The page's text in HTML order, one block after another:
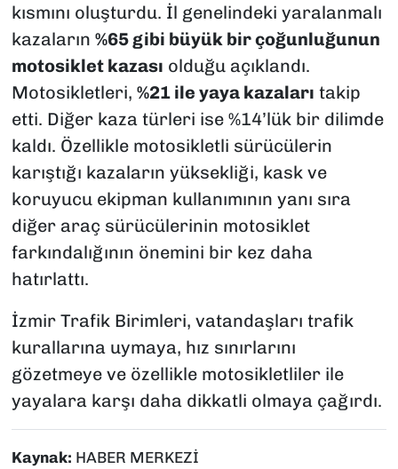
kısmını oluşturdu. İl genelindeki yaralanmalı
kazaların %65 gibi büyük bir çoğunluğunun
motosiklet kazası olduğu açıklandı.
Motosikletleri, %21 ile yaya kazaları takip
etti. Diğer kaza türleri ise %14’lük bir dilimde
kaldı. Özellikle motosikletli sürücülerin
karıştığı kazaların yüksekliği, kask ve
koruyucu ekipman kullanımının yanı sıra
diğer araç sürücülerinin motosiklet
farkındalığının önemini bir kez daha
hatırlattı.
İzmir Trafik Birimleri, vatandaşları trafik
kurallarına uymaya, hız sınırlarını
gözetmeye ve özellikle motosikletliler ile
yayalara karşı daha dikkatli olmaya çağırdı.
Kaynak: HABER MERKEZİ